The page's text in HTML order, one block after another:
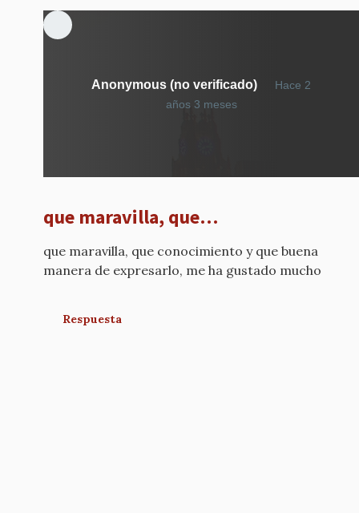
Anonymous (no verificado)
Hace 2
años 3 meses
que maravilla, que…
que maravilla, que conocimiento y que buena
manera de expresarlo, me ha gustado mucho
Respuesta